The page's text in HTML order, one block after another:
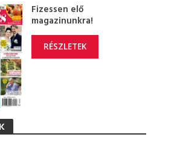
Fizessen elő
magazinunkra!
RÉSZLETEK